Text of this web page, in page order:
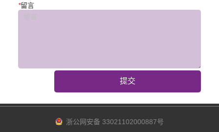
*留言
提交
浙公网安备 33021102000887号